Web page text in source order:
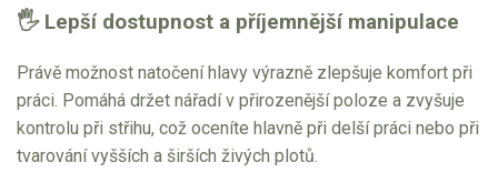
🖐 Lepší dostupnost a příjemnější manipulace
Právě možnost natočení hlavy výrazně zlepšuje komfort při
práci. Pomáhá držet nářadí v přirozenější poloze a zvyšuje
kontrolu při střihu, což oceníte hlavně při delší práci nebo při
tvarování vyšších a širších živých plotů.